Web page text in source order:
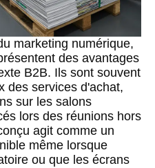
marketing numérique,
des avantages
B2B. Ils sont souvent
des services d'achat,
sur les salons
lors des réunions hors
agit comme un
même lorsque
ou que les écrans